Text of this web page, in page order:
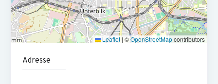
Informationen für Steuer- und Prüfprozesse zusammen
Die Mitwirkung bei der Beantwortung steuerlicher
Fragenstellungen aus dem täglichen Geschäft sowie die
Unterstützung bei Steuerprüfungen und daraus
resultierenden Anfragen gehören zu Deinen Aufgaben
Leaflet | ©OpenStreetMapcontributors
Adresse